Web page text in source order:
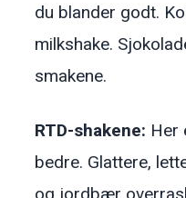
du blander godt.
milkshake.
smakene.
RTD-shakene: Her
bedre. Glattere,